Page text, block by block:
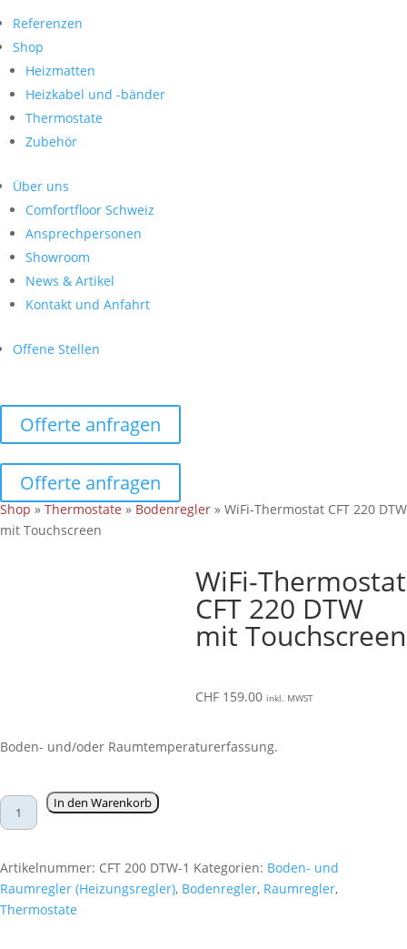
Referenzen
Shop
Heizmatten
Heizkabel und -bänder
Thermostate
Zubehör
Über uns
Comfortfloor Schweiz
Ansprechpersonen
Showroom
News & Artikel
Kontakt und Anfahrt
Offene Stellen
Offerte anfragen
Offerte anfragen
Shop » Thermostate » Bodenregler » WiFi-Thermostat CFT 220 DTW
mit Touchscreen
WiFi-Thermostat
CFT 220 DTW
mit Touchscreen
CHF 159.00 inkl. MWST
Boden- und/oder Raumtemperaturerfassung.
WiFi-
Thermostat
DTW
mit
Touchscreen
In den Warenkorb
Artikelnummer: CFT 200 DTW-1 Kategorien: Boden- und
Raumregler (Heizungsregler), Bodenregler, Raumregler,
Thermostate